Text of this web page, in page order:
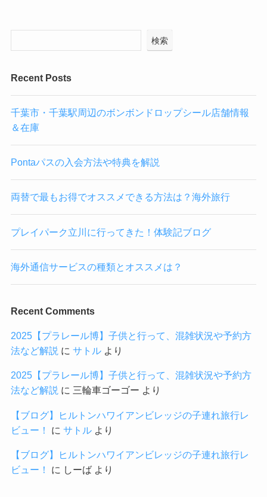
検索
Recent Posts
千葉市・千葉駅周辺のボンボンドロップシール店舗情報
＆在庫
Pontaパスの入会方法や特典を解説
両替で最もお得でオススメできる方法は？海外旅行
プレイパーク立川に行ってきた！体験記ブログ
海外通信サービスの種類とオススメは？
Recent Comments
2025【プラレール博】子供と行って、混雑状況や予約方
法など解説 に サトルより
2025【プラレール博】子供と行って、混雑状況や予約方
法など解説 に 三輪車ゴーゴー より
【ブログ】ヒルトンハワイアンビレッジの子連れ旅行レ
ビュー！
に サトルより
【ブログ】ヒルトンハワイアンビレッジの子連れ旅行レ
ビュー！
に しーばより